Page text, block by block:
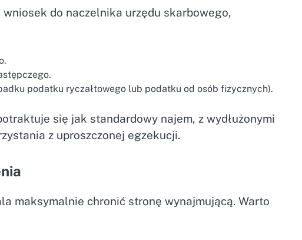
do naczelnika urzędu skarbowego,
podatku ryczałtowego lub podatku od osób fizycznych).
się jak standardowy najem, z wydłużonymi
z uproszczonej egzekucji.
maksymalnie chronić stronę wynajmującą. Warto